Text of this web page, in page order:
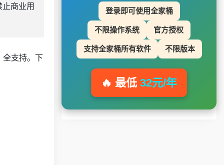
商业用
支持。下
登录即可使用全家桶
不限操作系统 官方授权
支持全家桶所有软件 不限版本
🔥 最低 32元/年